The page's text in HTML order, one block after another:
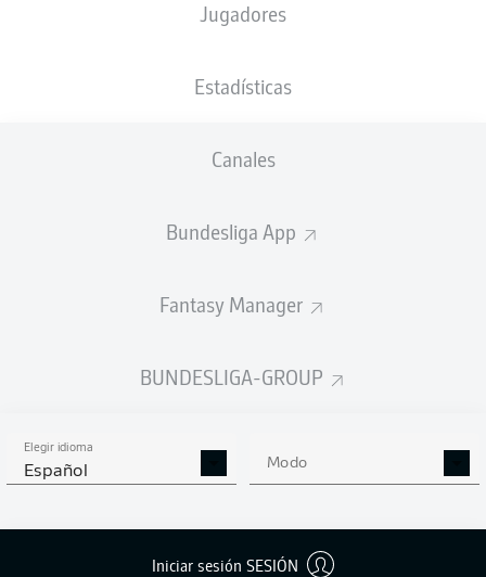
Jugadores
Estadísticas
Canales
Bundesliga App
Fantasy Manager
BUNDESLIGA-GROUP
Elegir idioma
Español Modo
Iniciar sesión SESIÓN
Daniel Siebert
FINAL
JONATHAN
¡GOL!
2:2